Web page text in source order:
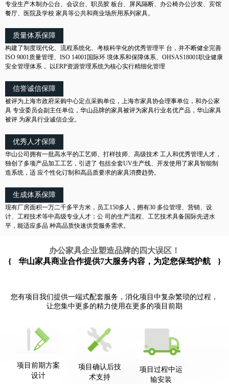
专业生产木制办公台、会议台、职员胶 板台、屏风隔断、办公椅办公沙发、宾馆
餐厅、医院及学校 家具等公共和商业场所用系列家具。
质量体系保障
构建了制度现代化、流程系统化、考核科学化的优秀管理平 台，并不断健全完善
ISO 9001质量管理、ISO 14001国际环 境体系和保障体系、OHSAS18001职业健康
安全管理体系， 以ERP资源管理系统为核心实行精细化管理
信誉诚信保障
被评为上海市政府采购中心定点采购单位，上海市家具协会理事单位，和办公家
具 专业委员会副主任单位，华山品牌的家具被评为家具行业名优产品，华山家具
被评 为家具行业诚信企业。
优秀人才保障
华山公司拥有一批高水平的工艺师、打样技师、高级技术 工人和优秀管理人才，
独创了多项产品加工工艺，引进了 包括全套UV生产线、开发使用了家具智能制
造系统，适 应个性化订制和高品质要求的家具消费趋势。
生成体系保障
现有厂房面积一万二千多平方米，员工150多人，拥有30 多位管理、营销、设
计、工程技术等中高级专业人才；公 司的生产流程、工艺技术具备国际先进水
平，能适应多品 种高品质快速供货服务需求。
办公家具企业塑造品牌的四大误区！
{
华山家具商业合作提供7大服务内容，为定您保驾护航 }
您有项目我们提供一端式配套服务，消化项目中复杂繁琐的过程，
让您集中更多的精力使用在更多的项目前期
项目前期方案
设计
项目确认后技
术支持
项目过程中运
输安装